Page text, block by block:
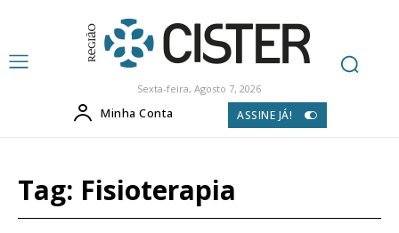
Sexta-feira, Agosto 7, 2026
Minha Conta ASSINE JÁ!
Tag: Fisioterapia